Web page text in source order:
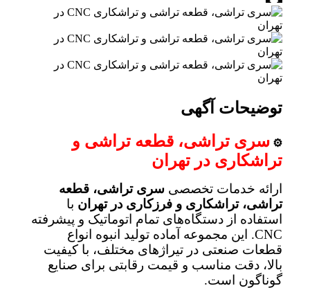
توضیحات آگهی
سری تراشی، قطعه تراشی و
تراشکاری در تهران
ارائه خدمات تخصصیسری تراشی، قطعه
تراشی، تراشکاری و فرزکاری در تهرانبا
استفاده از دستگاه‌های تمام اتوماتیک و پیشرفته
CNC. این مجموعه آماده تولید انبوه انواع
قطعات صنعتی در تیراژهای مختلف، با کیفیت
بالا، دقت مناسب و قیمت رقابتی برای صنایع
گوناگون است.